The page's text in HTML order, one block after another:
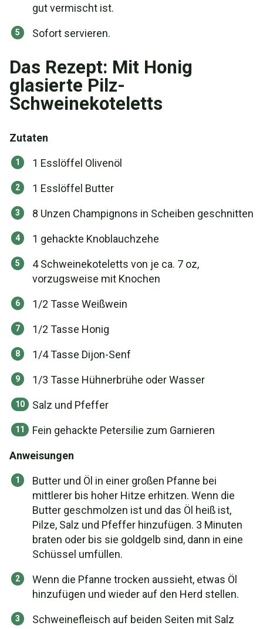
gut vermischt ist.
Sofort servieren.
Das Rezept: Mit Honig
glasierte Pilz-
Schweinekoteletts
Zutaten
1 Esslöffel Olivenöl
1 Esslöffel Butter
8 Unzen Champignons in Scheiben geschnitten
1 gehackte Knoblauchzehe
4 Schweinekoteletts von je ca. 7 oz,
vorzugsweise mit Knochen
1/2 Tasse Weißwein
1/2 Tasse Honig
1/4 Tasse Dijon-Senf
1/3 Tasse Hühnerbrühe oder Wasser
Salz und Pfeffer
Fein gehackte Petersilie zum Garnieren
Anweisungen
Butter und Öl in einer großen Pfanne bei
mittlerer bis hoher Hitze erhitzen. Wenn die
Butter geschmolzen ist und das Öl heiß ist,
Pilze, Salz und Pfeffer hinzufügen. 3 Minuten
braten oder bis sie goldgelb sind, dann in eine
Schüssel umfüllen.
Wenn die Pfanne trocken aussieht, etwas Öl
hinzufügen und wieder auf den Herd stellen.
Schweinefleisch auf beiden Seiten mit Salz